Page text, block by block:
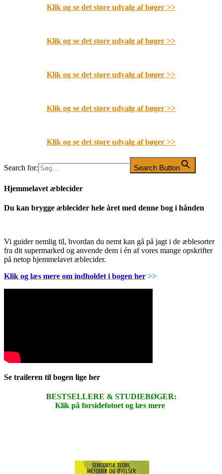
Klik og se det store udvalg af bøger >>
Klik og se det store udvalg af bøger >>
Klik og se det store udvalg af bøger >>
Klik og se det store udvalg af bøger >>
Klik og se det store udvalg af bøger >>
Search for: Search Button
Hjemmelavet æblecider
Du kan brygge æblecider hele året med denne bog i hånden
Vi guider nemlig til, hvordan du nemt kan gå på jagt i de æblesorter
fra dit supermarked og anvende dem i én af vores mange opskrifter
på netop hjemmelavet æblecider.
Klik og læs mere om indholdet i bogen her >>
Se traileren til bogen lige her
BESTSELLERE & STUDIEBØGER:
Klik på forsidefotoet og læs mere